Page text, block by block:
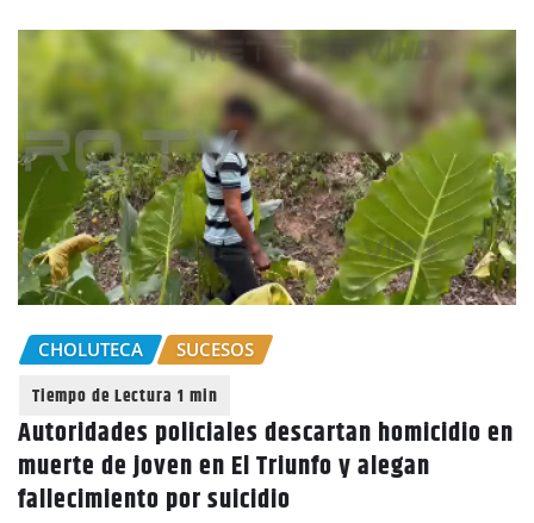
CHOLUTECA SUCESOS
Autoridades policiales descartan homicidio en
muerte de joven en El Triunfo y alegan
fallecimiento por suicidio